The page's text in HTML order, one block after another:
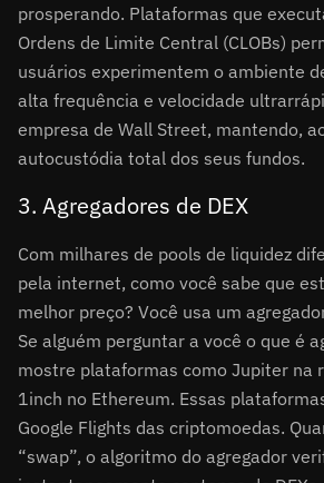
prosperando. Plataformas que
Ordens de Limite Central (CLOBs)
usuários experimentem o ambiente
alta frequência e velocidade
empresa de Wall Street, mantendo,
autocustódia total dos seus fundos.
3. Agregadores de DEX
Com milhares de pools de liquidez
pela internet, como você sabe que
melhor preço? Você usa um
Se alguém perguntar a você o que é
mostre plataformas como Jupiter na
1inch no Ethereum. Essas
Google Flights das criptomoedas.
“swap”, o algoritmo do agregador